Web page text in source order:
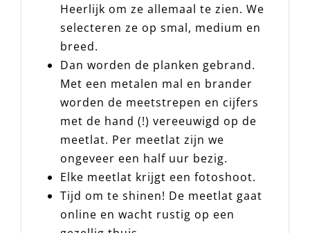
Heerlijk om ze allemaal te zien. We
selecteren ze op smal, medium en
breed.
Dan worden de planken gebrand.
Met een metalen mal en brander
worden de meetstrepen en cijfers
met de hand (!) vereeuwigd op de
meetlat. Per meetlat zijn we
ongeveer een half uur bezig.
Elke meetlat krijgt een fotoshoot.
Tijd om te shinen! De meetlat gaat
online en wacht rustig op een